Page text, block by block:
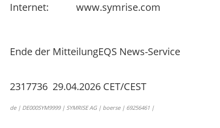
Internet:
www.symrise.com
Ende der MitteilungEQS News-Service
2317736 29.04.2026 CET/CEST
de | DE000SYM9999 | SYMRISE AG | boerse | 69256461 |